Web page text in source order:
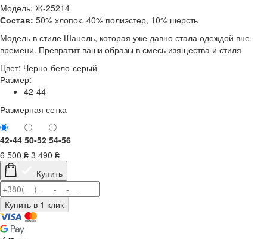
Модель: Ж-25214
Состав: 50% хлопок, 40% полиэстер, 10% шерсть
Модель в стиле Шанель, которая уже давно стала одеждой вне
времени. Превратит ваши образы в смесь изящества и стиля
Цвет: Черно-бело-серый
Размер:
42-44
Размерная сетка
42-44 50-52 54-56
6 500 ₴ 3 490 ₴
Купить